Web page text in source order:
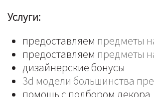
Услуги:
предоставляем предметы
предоставляем предметы
дизайнерские бонусы
3d модели большинства
помощь с подбором декора